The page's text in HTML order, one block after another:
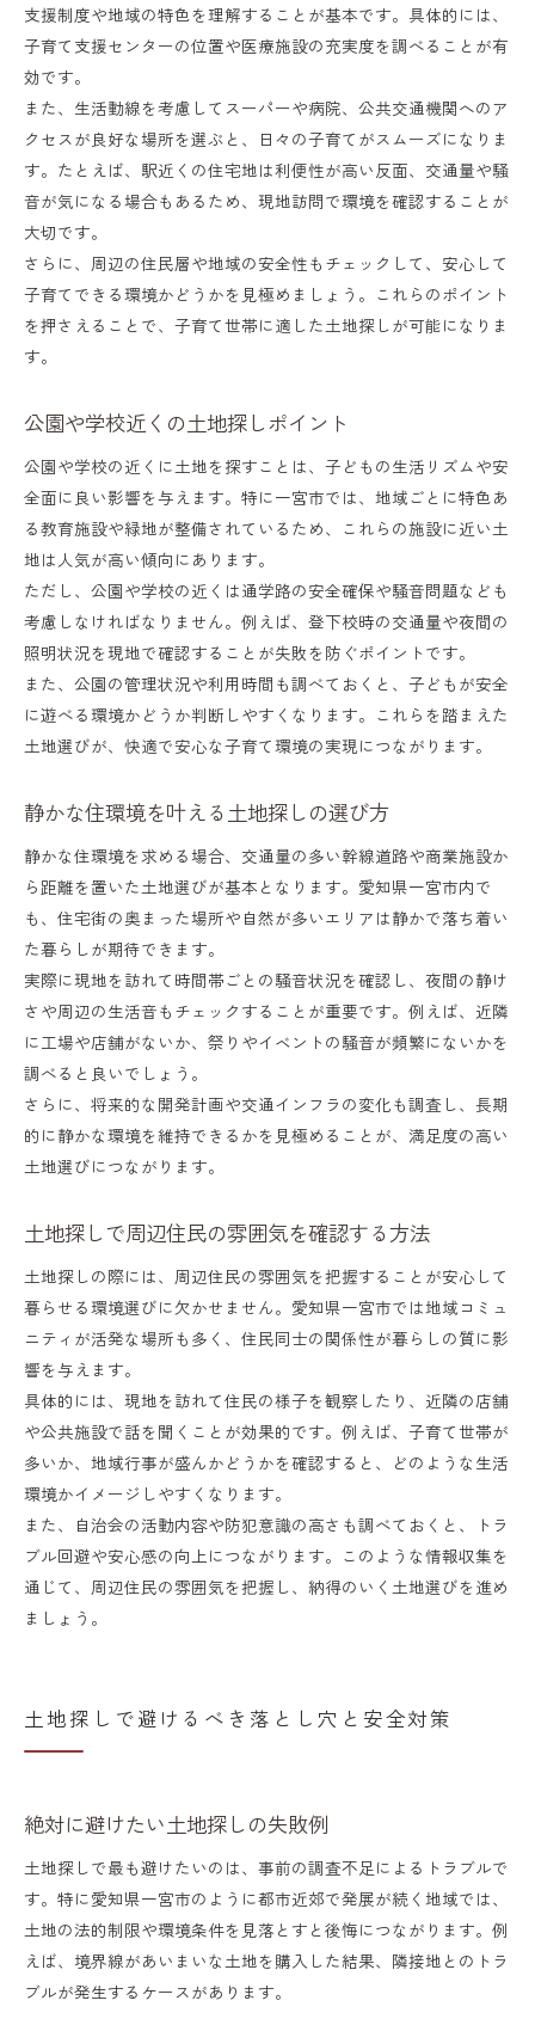
支援制度や地域の特色を理解することが基本です。具体的には、
子育て支援センターの位置や医療施設の充実度を調べることが有
効です。
また、生活動線を考慮してスーパーや病院、公共交通機関へのア
クセスが良好な場所を選ぶと、日々の子育てがスムーズになりま
す。たとえば、駅近くの住宅地は利便性が高い反面、交通量や騒
音が気になる場合もあるため、現地訪問で環境を確認することが
大切です。
さらに、周辺の住民層や地域の安全性もチェックして、安心して
子育てできる環境かどうかを見極めましょう。これらのポイント
を押さえることで、子育て世帯に適した土地探しが可能になりま
す。
公園や学校近くの土地探しポイント
公園や学校の近くに土地を探すことは、子どもの生活リズムや安
全面に良い影響を与えます。特に一宮市では、地域ごとに特色あ
る教育施設や緑地が整備されているため、これらの施設に近い土
地は人気が高い傾向にあります。
ただし、公園や学校の近くは通学路の安全確保や騒音問題なども
考慮しなければなりません。例えば、登下校時の交通量や夜間の
照明状況を現地で確認することが失敗を防ぐポイントです。
また、公園の管理状況や利用時間も調べておくと、子どもが安全
に遊べる環境かどうか判断しやすくなります。これらを踏まえた
土地選びが、快適で安心な子育て環境の実現につながります。
静かな住環境を叶える土地探しの選び方
静かな住環境を求める場合、交通量の多い幹線道路や商業施設か
ら距離を置いた土地選びが基本となります。愛知県一宮市内で
も、住宅街の奥まった場所や自然が多いエリアは静かで落ち着い
た暮らしが期待できます。
実際に現地を訪れて時間帯ごとの騒音状況を確認し、夜間の静け
さや周辺の生活音もチェックすることが重要です。例えば、近隣
に工場や店舗がないか、祭りやイベントの騒音が頻繁にないかを
調べると良いでしょう。
さらに、将来的な開発計画や交通インフラの変化も調査し、長期
的に静かな環境を維持できるかを見極めることが、満足度の高い
土地選びにつながります。
土地探しで周辺住民の雰囲気を確認する方法
土地探しの際には、周辺住民の雰囲気を把握することが安心して
暮らせる環境選びに欠かせません。愛知県一宮市では地域コミュ
ニティが活発な場所も多く、住民同士の関係性が暮らしの質に影
響を与えます。
具体的には、現地を訪れて住民の様子を観察したり、近隣の店舗
や公共施設で話を聞くことが効果的です。例えば、子育て世帯が
多いか、地域行事が盛んかどうかを確認すると、どのような生活
環境かイメージしやすくなります。
また、自治会の活動内容や防犯意識の高さも調べておくと、トラ
ブル回避や安心感の向上につながります。このような情報収集を
通じて、周辺住民の雰囲気を把握し、納得のいく土地選びを進め
ましょう。
土地探しで避けるべき落とし穴と安全対策
絶対に避けたい土地探しの失敗例
土地探しで最も避けたいのは、事前の調査不足によるトラブルで
す。特に愛知県一宮市のように都市近郊で発展が続く地域では、
土地の法的制限や環境条件を見落とすと後悔につながります。例
えば、境界線があいまいな土地を購入した結果、隣接地とのトラ
ブルが発生するケースがあります。